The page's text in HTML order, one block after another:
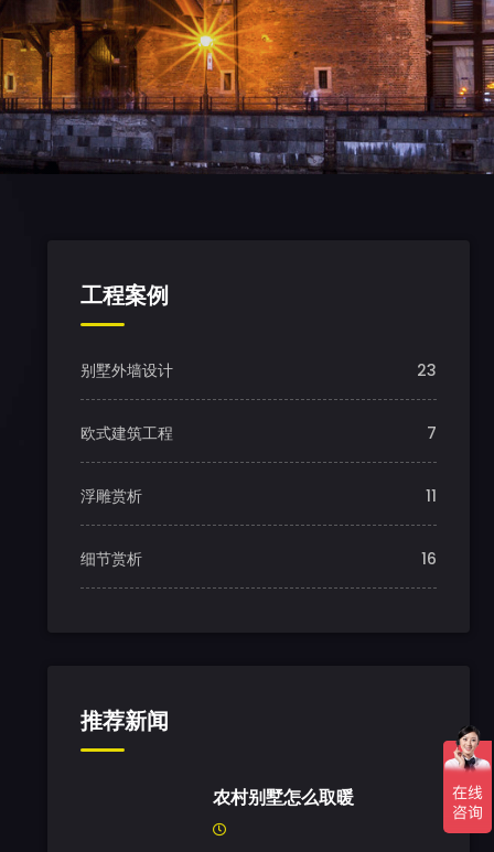
工程案例
别墅外墙设计 23
欧式建筑工程 7
浮雕赏析 11
细节赏析 16
推荐新闻
农村别墅怎么取暖